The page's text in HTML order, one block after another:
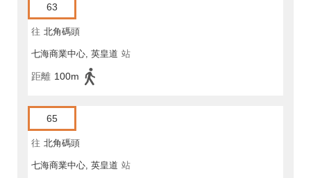
63
往 北角碼頭
七海商業中心, 英皇道 站
距離 100m
65
往 北角碼頭
七海商業中心, 英皇道 站